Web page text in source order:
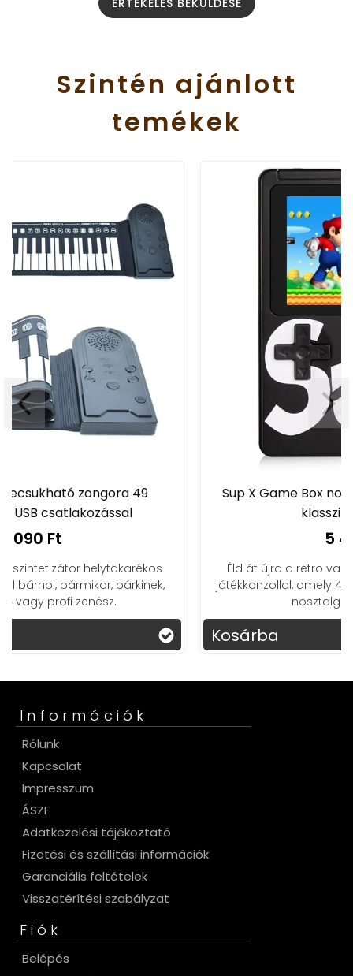
ÉRTÉKELÉS BEKÜLDÉSE
Szintén ajánlott
temékek
Sup X Game Box nosztalgia játékkonzol 400
klasszikus játékkal
Éld át újra a retro varázst ezzel a kompakt kézi
játékkonzollal, amely 400 klasszikus játékot kínál a
Információk
Rólunk
Kapcsolat
Impresszum
ÁSZF
Adatkezelési tájékoztató
Fizetési és szállítási információk
Garanciális feltételek
Visszatérítési szabályzat
Fiók
Belépés